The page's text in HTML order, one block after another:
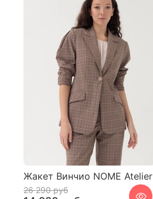
Жакет Винчио NOME Atelier
26 290 руб